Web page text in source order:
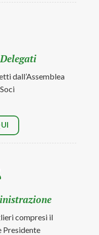
dall’Assemblea
compresi il
Presidente